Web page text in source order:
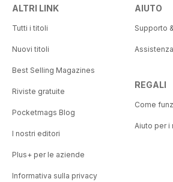
ALTRI LINK
Tutti i titoli
Nuovi titoli
Best Selling Magazines
Riviste gratuite
Pocketmags Blog
I nostri editori
Plus+ per le aziende
Informativa sulla privacy
AIUTO
Supporto
REGALI
Come
Aiuto per i